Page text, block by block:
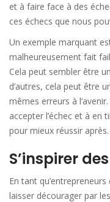
et à faire face à des
ces échecs que nous
Un exemple marquant
malheureusement fait
Cela peut sembler être
d’autres, cela peut être
mêmes erreurs à
accepter l’échec et à en
pour mieux réussir après.
S’inspirer
En tant
laisser décourager par